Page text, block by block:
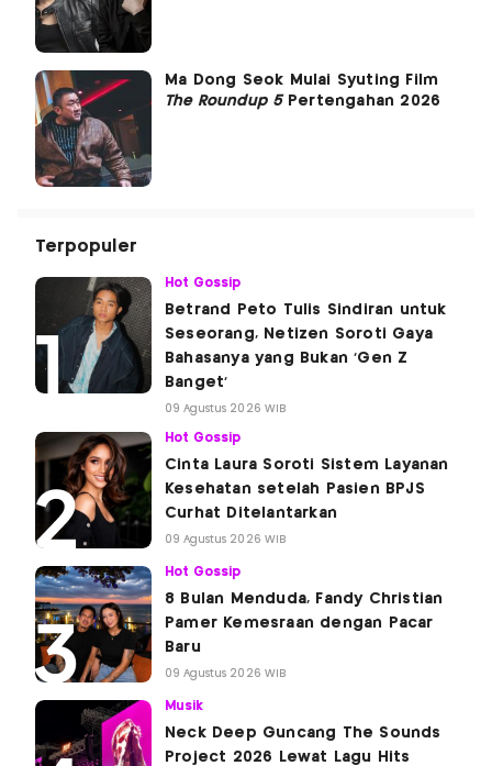
Ma Dong Seok Mulai Syuting Film
The Roundup 5Pertengahan 2026
Terpopuler
Hot Gossip
Betrand Peto Tulis Sindiran untuk
Seseorang, Netizen Soroti Gaya
Bahasanya yang Bukan 'Gen Z
Banget'
09 Agustus 2026 WIB
Hot Gossip
Cinta Laura Soroti Sistem Layanan
Kesehatan setelah Pasien BPJS
Curhat Ditelantarkan
09 Agustus 2026 WIB
Hot Gossip
8 Bulan Menduda, Fandy Christian
Pamer Kemesraan dengan Pacar
Baru
09 Agustus 2026 WIB
Musik
Neck Deep Guncang The Sounds
Project 2026 Lewat Lagu Hits